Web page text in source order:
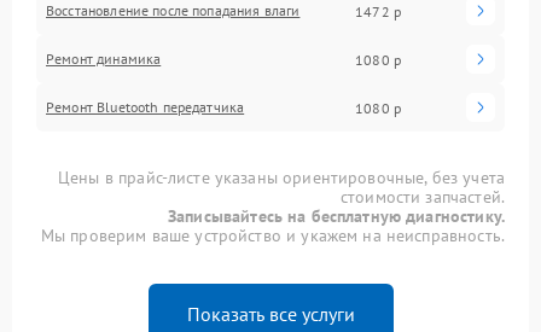
Восстановление после попадания влаги 1472 р
Ремонт динамика 1080 р
Ремонт Bluetooth передатчика 1080 р
Цены в прайс-листе указаны ориентировочные, без учета
стоимости запчастей.
Записывайтесь на бесплатную диагностику.
Мы проверим ваше устройство и укажем на неисправность.
Показать все услуги